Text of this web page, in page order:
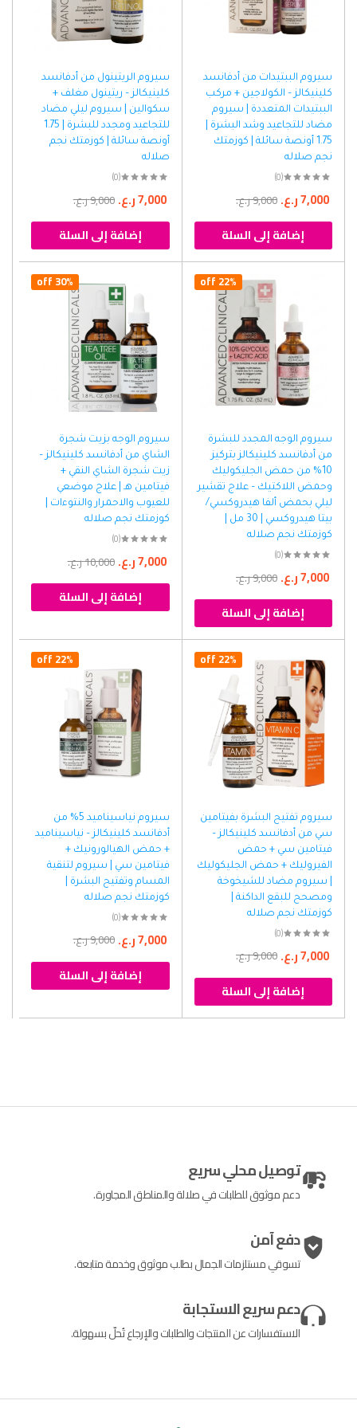
سيروم الببتيدات من أدفانسد
كلينيكالز – الكولاجين + مركب
الببتيدات المتعددة | سيروم
مضاد للتجاعيد وشد البشرة |
1.75 أونصة سائلة | كوزمتك
نجم صلاله
(0)
9,000ر.ع. 7,000ر.ع.
إضافة إلى السلة
سيروم الريتينول من أدفانسد
كلينيكالز – ريتينول مغلف +
سكوالين | سيروم ليلي مضاد
للتجاعيد ومجدد للبشرة | 1.75
أونصة سائلة | كوزمتك نجم
صلاله
(0)
9,000ر.ع. 7,000ر.ع.
إضافة إلى السلة
22% off
سيروم الوجه المجدد للبشرة
من أدفانسد كلينيكالز بتركيز
10% من حمض الجليكوليك
وحمض اللاكتيك – علاج تقشير
ليلي بحمض ألفا هيدروكسي/
بيتا هيدروكسي | 30 مل |
كوزمتك نجم صلاله
(0)
9,000ر.ع. 7,000ر.ع.
إضافة إلى السلة
30% off
سيروم الوجه بزيت شجرة
الشاي من أدفانسد كلينيكالز –
زيت شجرة الشاي النقي +
فيتامين هـ | علاج موضعي
للعيوب والاحمرار والنتوءات |
كوزمتك نجم صلاله
(0)
10,000ر.ع. 7,000ر.ع.
إضافة إلى السلة
22% off
سيروم تفتيح البشرة بفيتامين
سي من أدفانسد كلينيكالز –
فيتامين سي + حمض
الفيروليك + حمض الجليكوليك
| سيروم مضاد للشيخوخة
ومصحح للبقع الداكنة |
كوزمتك نجم صلاله
(0)
9,000ر.ع. 7,000ر.ع.
إضافة إلى السلة
22% off
سيروم نياسيناميد 5% من
أدفانسد كلينيكالز – نياسيناميد
+ حمض الهيالورونيك +
فيتامين سي | سيروم لتنقية
المسام وتفتيح البشرة |
كوزمتك نجم صلاله
(0)
9,000ر.ع. 7,000ر.ع.
إضافة إلى السلة
توصيل محلي سريع
دعم موثوق للطلبات في صلالة والمناطق المجاورة.
دفع آمن
تسوقي مستلزمات الجمال بطلب موثوق وخدمة متابعة.
دعم سريع الاستجابة
الاستفسارات عن المنتجات والطلبات والإرجاع تُحلّ بسهولة.